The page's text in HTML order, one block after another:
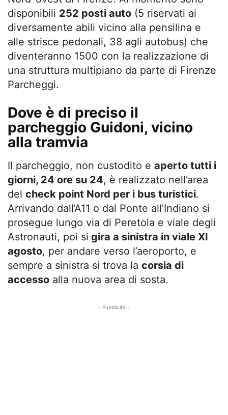
disponibili 252 posti auto (5 riservati ai
diversamente abili vicino alla pensilina e
alle strisce pedonali, 38 agli autobus) che
diventeranno 1500 con la realizzazione di
una struttura multipiano da parte di Firenze
Parcheggi.
Dove è di preciso il
parcheggio Guidoni, vicino
alla tramvia
Il parcheggio, non custodito e aperto tutti i
giorni, 24 ore su 24, è realizzato nell’area
del check point Nord per i bus turistici.
Arrivando dall’A11 o dal Ponte all’Indiano si
prosegue lungo via di Peretola e viale degli
Astronauti, poi si gira a sinistra in viale XI
agosto, per andare verso l’aeroporto, e
sempre a sinistra si trova la corsia di
accesso alla nuova area di sosta.
- Pubblicità -